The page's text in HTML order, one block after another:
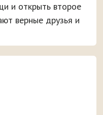
и открыть второе
верные друзья и